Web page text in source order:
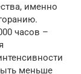
именно
часов –
меньше